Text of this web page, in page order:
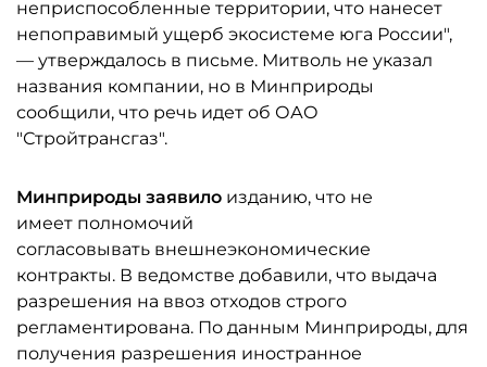
неприспособленные территории, что нанесет
непоправимый ущерб экосистеме юга России",
— утверждалось в письме. Митволь не указал
названия компании, но в Минприроды
сообщили, что речь идет об ОАО
"Стройтрансгаз".
Минприроды заявило изданию, что не
имеет полномочий
согласовывать внешнеэкономические
контракты. В ведомстве добавили, что выдача
разрешения на ввоз отходов строго
регламентирована. По данным Минприроды, для
получения разрешения иностранное